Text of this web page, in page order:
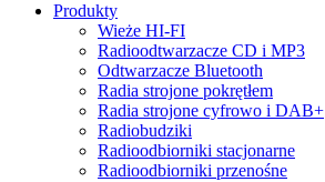
Produkty
Wieże HI-FI
Radioodtwarzacze CD i MP3
Odtwarzacze Bluetooth
Radia strojone pokrętłem
Radia strojone cyfrowo i DAB+
Radiobudziki
Radioodbiorniki stacjonarne
Radioodbiorniki przenośne